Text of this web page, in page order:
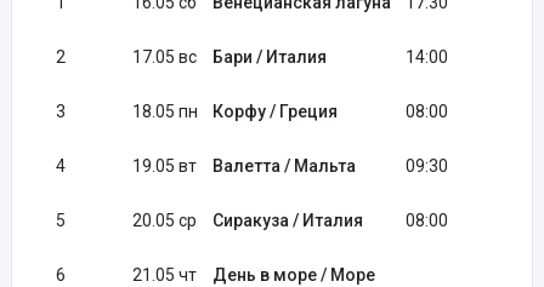
2 17.05 вс Бари / Италия 14:00
3 18.05 пн Корфу / Греция 08:00
4 19.05 вт Валетта / Мальта 09:30
5 20.05 ср Сиракуза / Италия 08:00
6 21.05 чт День в море / Море